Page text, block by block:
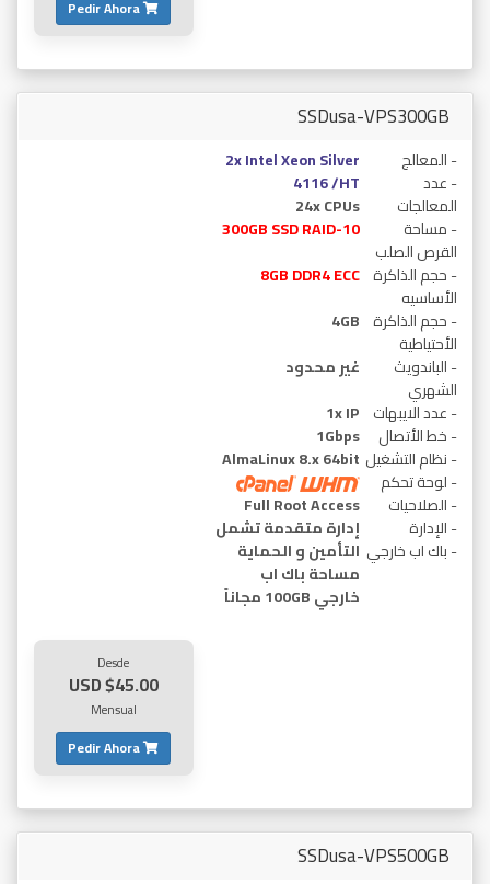
Pedir Ahora
SSDusa-VPS300GB
2x Intel Xeon Silver
4116 /HT
- المعالج
24x CPUs
- عدد
المعالجات
300GB SSD RAID-10
- مساحة
القرص الصلب
8GB DDR4 ECC - حجم الذاكرة
الأساسيه
4GB - حجم الذاكرة
الأحتياطية
غير محدود
- الباندويث
الشهري
1x IP - عدد الايبهات
1Gbps
- خط الأتصال
AlmaLinux 8.x 64bit - نظام التشغيل
- لوحة تحكم
Full Root Access
- الصلاحيات
إدارة متقدمة تشمل
التأمين و الحماية
- الإدارة
مساحة باك اب
خارجي 100GB مجاناً
- باك اب خارجي
Desde
$45.00 USD
Mensual
Pedir Ahora
SSDusa-VPS500GB